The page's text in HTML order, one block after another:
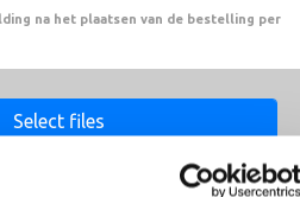
na het plaatsen van de bestelling per
Select files
Max size: